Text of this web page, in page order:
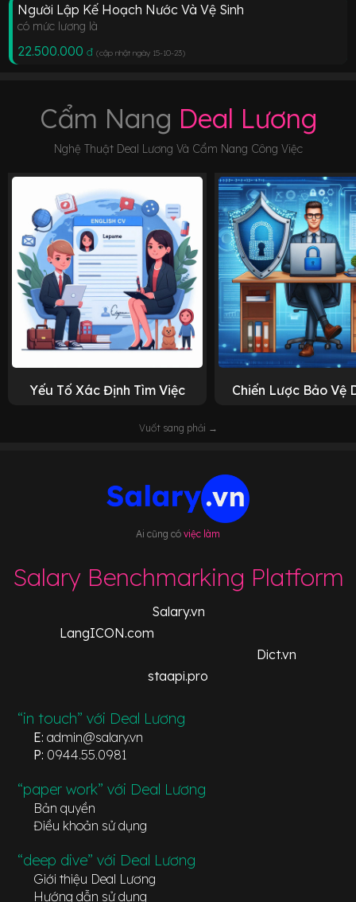
Người Lập Kế Hoạch Nước Và Vệ Sinh
có mức lương là
22.500.000 đ (cập nhật ngày 15-10-23)
Cẩm Nang Deal Lương
Nghệ Thuật Deal Lương Và Cẩm Nang Công Việc
Yếu Tố Xác Định Tìm Việc Chiến Lược Bảo Vệ
Vuốt sang phải →
Ai cũng có việc làm
Salary Benchmarking Platform
Salary.vn
LangICON.com
Dict.vn
staapi.pro
“in touch” với Deal Lương
E: admin@salary.vn
P: 0944.55.0981
“paper work” với Deal Lương
Bản quyền
Điều khoản sử dụng
“deep dive” với Deal Lương
Giới thiệu Deal Lương
Hướng dẫn sử dụng